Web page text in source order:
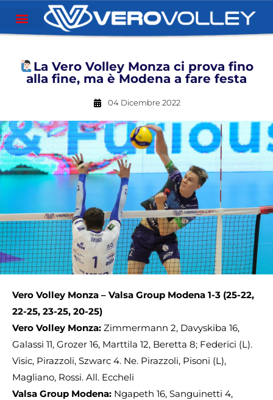
La Vero Volley Monza ci prova fino
alla fine, ma è Modena a fare festa
04 Dicembre 2022
Vero Volley Monza – Valsa Group Modena 1-3 (25-22,
22-25, 23-25, 20-25)
Vero Volley Monza: Zimmermann 2, Davyskiba 16,
Galassi 11, Grozer 16, Marttila 12, Beretta 8; Federici (L).
Visic, Pirazzoli, Szwarc 4. Ne. Pirazzoli, Pisoni (L),
Magliano, Rossi. All. Eccheli
Valsa Group Modena: Ngapeth 16, Sanguinetti 4,